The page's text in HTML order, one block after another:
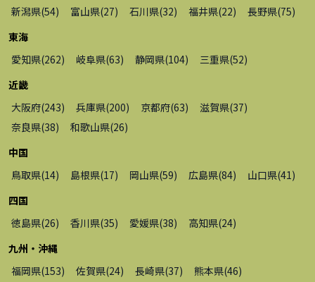
新潟県(54) 富山県(27) 石川県(32) 福井県(22) 長野県(75)
東海
愛知県(262) 岐阜県(63) 静岡県(104) 三重県(52)
近畿
大阪府(243) 兵庫県(200) 京都府(63) 滋賀県(37)
奈良県(38) 和歌山県(26)
中国
鳥取県(14) 島根県(17) 岡山県(59) 広島県(84) 山口県(41 )
四国
徳島県(26) 香川県(35) 愛媛県(38) 高知県(24)
九州・沖縄
福岡県(153) 佐賀県(24) 長崎県(37) 熊本県(46)